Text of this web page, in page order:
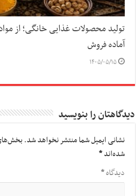
تولید محصولات غذایی خانگی؛ از
آماده فروش
۱۴۰۵/۰۵/۱۵
دیدگاهتان را بنویسید
نشانی ایمیل شما منتشر نخواهد شد.
شده‌اند*
دیدگاه*